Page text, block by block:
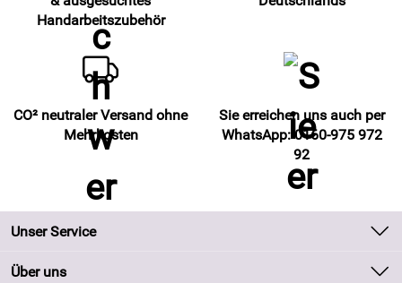
Handarbeitszubehör
CO² neutraler Versand ohne
Mehrkosten
Sie erreichen uns auch per
WhatsApp: 0160-975 972
92
Unser Service
Kontakt
Über uns